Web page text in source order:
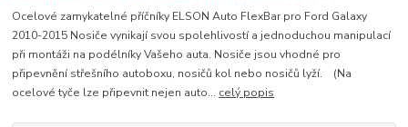
Ocelové zamykatelné příčníky ELSON Auto FlexBar pro Ford Galaxy
2010-2015 Nosiče vynikají svou spolehlivostí a jednoduchou manipulací
při montáži na podélníky Vašeho auta. Nosiče jsou vhodné pro
připevnění střešního autoboxu, nosičů kol nebo nosičů lyží. (Na
ocelové tyče lze připevnit nejen auto... celý popis